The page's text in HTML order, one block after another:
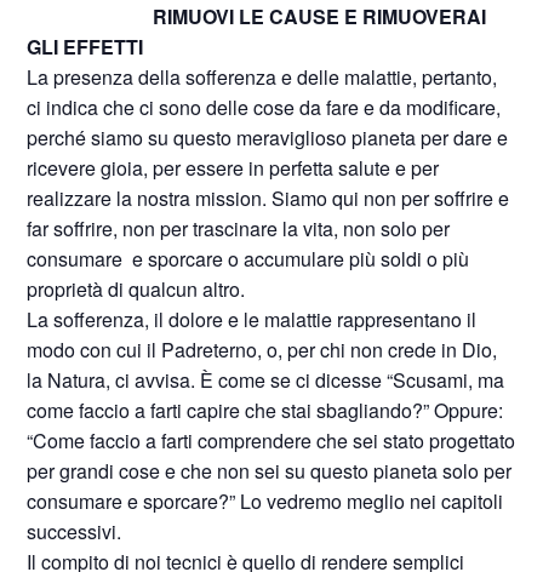
RIMUOVI LE CAUSE E RIMUOVERAI
GLI EFFETTI
La presenza della sofferenza e delle malattie, pertanto,
ci indica che ci sono delle cose da fare e da modificare,
perché siamo su questo meraviglioso pianeta per dare e
ricevere gioia, per essere in perfetta salute e per
realizzare la nostra mission. Siamo qui non per soffrire e
far soffrire, non per trascinare la vita, non solo per
consumare e sporcare o accumulare più soldi o più
proprietà di qualcun altro.
La sofferenza, il dolore e le malattie rappresentano il
modo con cui il Padreterno, o, per chi non crede in Dio,
la Natura, ci avvisa. È come se ci dicesse “Scusami, ma
come faccio a farti capire che stai sbagliando?” Oppure:
“Come faccio a farti comprendere che sei stato progettato
per grandi cose e che non sei su questo pianeta solo per
consumare e sporcare?” Lo vedremo meglio nei capitoli
successivi.
Il compito di noi tecnici è quello di rendere semplici